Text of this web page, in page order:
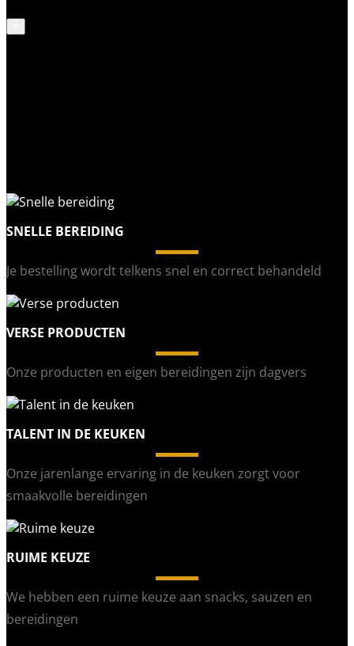
SNELLE BEREIDING
Je bestelling wordt telkens snel en correct behandeld
VERSE PRODUCTEN
Onze producten en eigen bereidingen zijn dagvers
TALENT IN DE KEUKEN
Onze jarenlange ervaring in de keuken zorgt voor
smaakvolle bereidingen
RUIME KEUZE
We hebben een ruime keuze aan snacks, sauzen en
bereidingen